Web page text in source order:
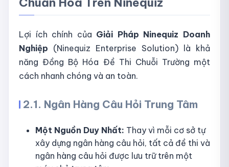
Lợi ích chính của Giải Pháp Ninequiz Doanh
Nghiệp (Ninequiz Enterprise Solution) là khả
năng Đồng Bộ Hóa Đề Thi Chuỗi Trường một
cách nhanh chóng và an toàn.
2.1. Ngân Hàng Câu Hỏi Trung Tâm
Một Nguồn Duy Nhất: Thay vì mỗi cơ sở tự
xây dựng ngân hàng câu hỏi, tất cả đề thi và
ngân hàng câu hỏi được lưu trữ trên một